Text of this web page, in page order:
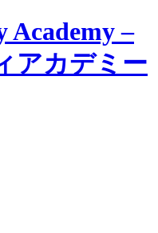
Academy –
アカデミー